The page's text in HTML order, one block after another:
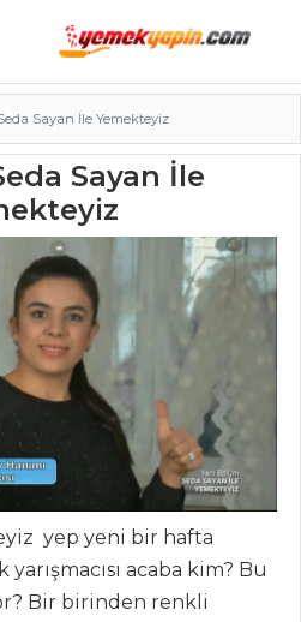
Sayan İle Yemekteyiz
Sayan İle
yep yeni bir hafta
acaba kim? Bu
Bir birinden renkli